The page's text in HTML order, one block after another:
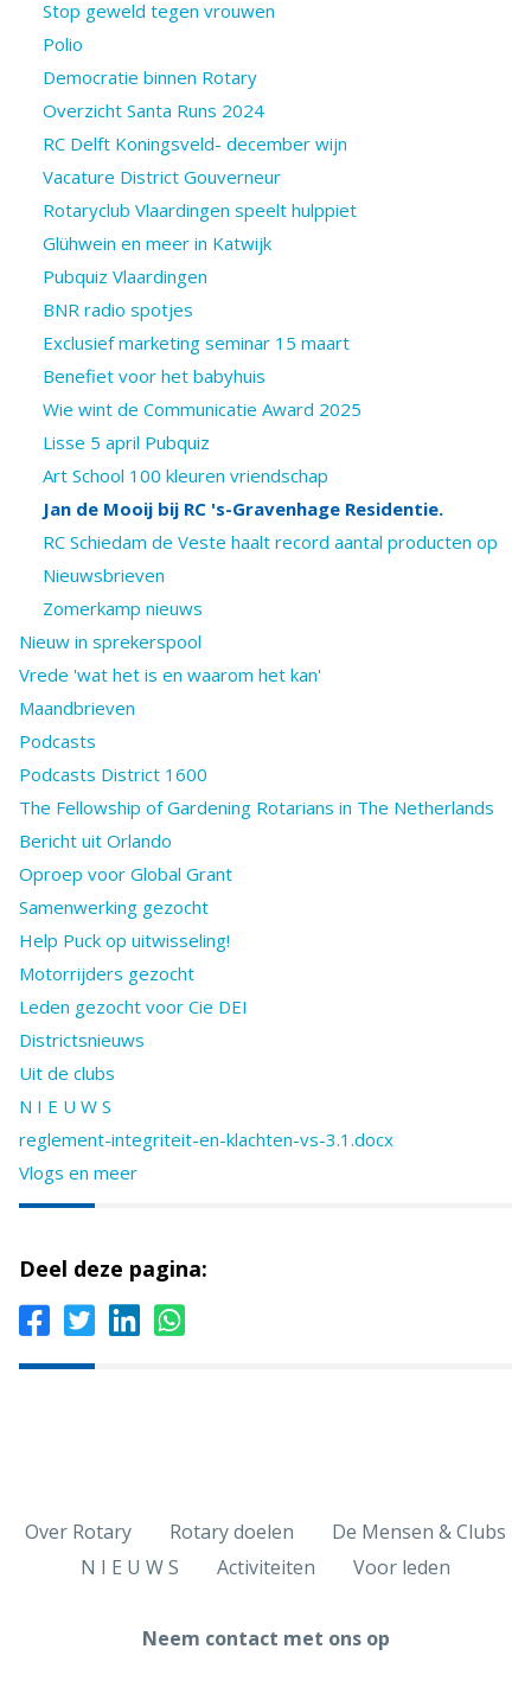
Stop geweld tegen vrouwen
Polio
Democratie binnen Rotary
Overzicht Santa Runs 2024
RC Delft Koningsveld- december wijn
Vacature District Gouverneur
Rotaryclub Vlaardingen speelt hulppiet
Glühwein en meer in Katwijk
Pubquiz Vlaardingen
BNR radio spotjes
Exclusief marketing seminar 15 maart
Benefiet voor het babyhuis
Wie wint de Communicatie Award 2025
Lisse 5 april Pubquiz
Art School 100 kleuren vriendschap
Jan de Mooij bij RC 's-Gravenhage Residentie.
RC Schiedam de Veste haalt record aantal producten op
Nieuwsbrieven
Zomerkamp nieuws
Nieuw in sprekerspool
Vrede 'wat het is en waarom het kan'
Maandbrieven
Podcasts
Podcasts District 1600
The Fellowship of Gardening Rotarians in The Netherlands
Bericht uit Orlando
Oproep voor Global Grant
Samenwerking gezocht
Help Puck op uitwisseling!
Motorrijders gezocht
Leden gezocht voor Cie DEI
Districtsnieuws
Uit de clubs
N I E U W S
reglement-integriteit-en-klachten-vs-3.1.docx
Vlogs en meer
Deel deze pagina:
Over Rotary Rotary doelen
De Mensen & Clubs
N I E U W S
Activiteiten Voor leden
Neem contact met ons op